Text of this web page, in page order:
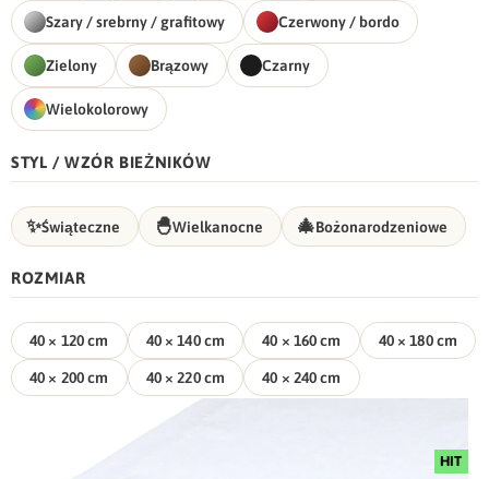
Szary / srebrny / grafitowy Czerwony / bordo
Zielony Brązowy Czarny
Wielokolorowy
STYL / WZÓR BIEŻNIKÓW
✨Świąteczne 🐣Wielkanocne 🎄Bożonarodzeniowe
ROZMIAR
40 × 120 cm 40 × 140 cm 40 × 160 cm 40 × 180 cm
40 × 200 cm 40 × 220 cm 40 × 240 cm
HIT